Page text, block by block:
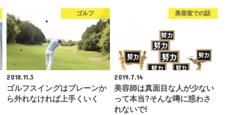
ゴルフ
2018.11.3
ゴルフスイングはプレーンか
ら外れなければ上手くいく
美容室での話
2019.7.14
美容師は真面目な人が少ない
って本当?そんな噂に惑わさ
れないで!